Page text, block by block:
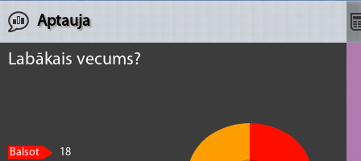
Aptauja
Labākais vecums?
Balsot
18